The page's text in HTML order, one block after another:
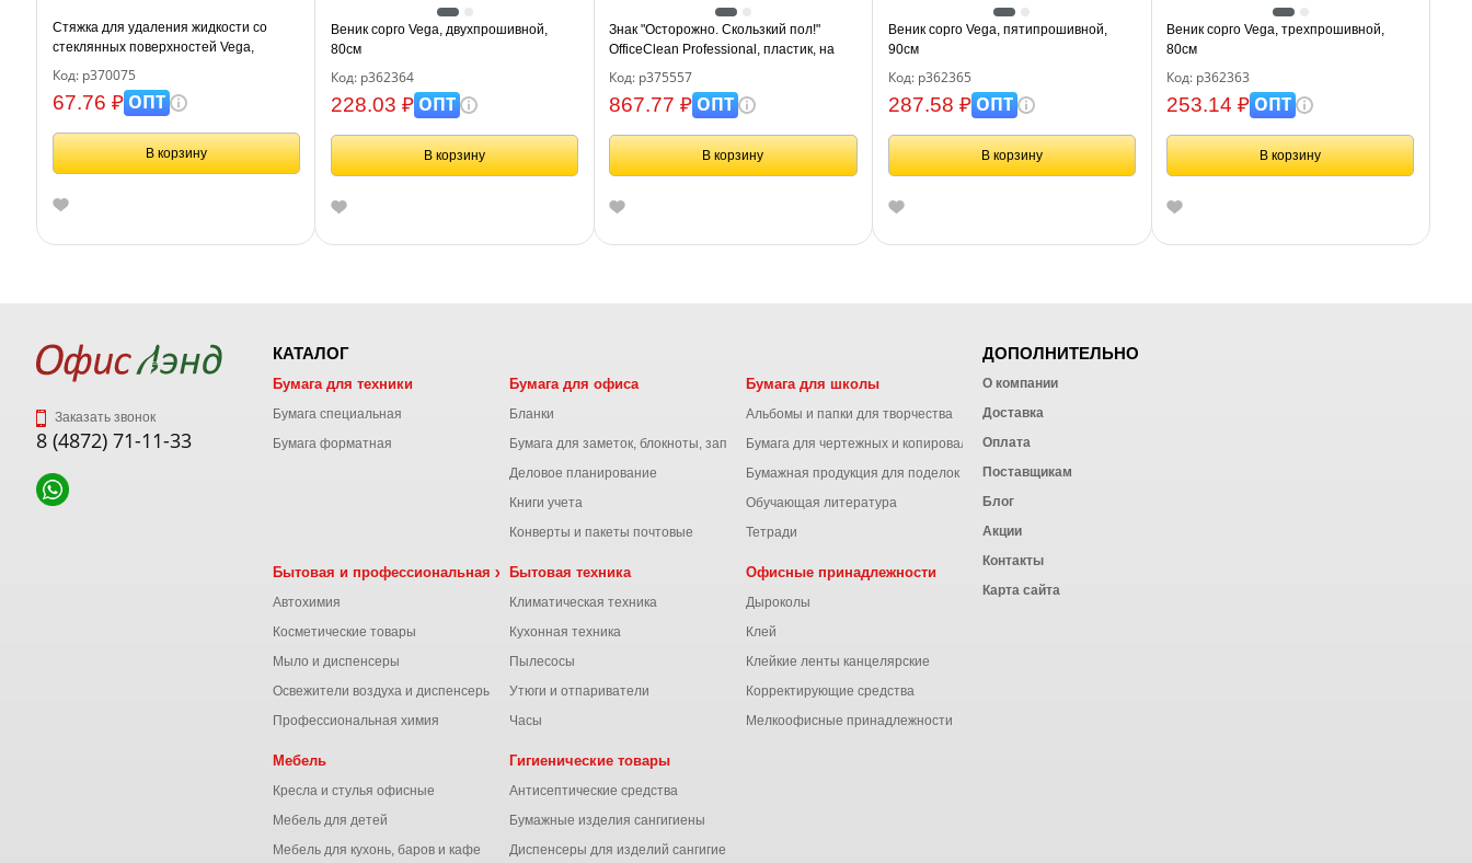
Стяжка для удаления жидкости со
стеклянных поверхностей Vega,
рабочая часть 24,5см, пластик.
Код: р370075
67.76 ₽ОПТ
В корзину
Веник сорго Vega, двухпрошивной,
80см
Код: р362364
228.03 ₽ОПТ
В корзину
Знак "Осторожно. Скользкий пол!"
OfficeClean Professional, пластик, на
англ. и русском языках
Код: р375557
867.77 ₽ОПТ
В корзину
Веник сорго Vega, пятипрошивной,
90см
Код: р362365
287.58 ₽ОПТ
В корзину
Веник сорго Vega, трехпрошивной,
80см
Код: р362363
253.14 ₽ОПТ
В корзину
Заказать звонок
8 (4872) 71-11-33
КАТАЛОГ
Бумага для техники
Бумага специальная
Бумага форматная
Бумага для офиса
Бланки
Бумага для заметок, блокноты, записные книжки
Деловое планирование
Книги учета
Конверты и пакеты почтовые
Бумага для школы
Альбомы и папки для творчества
Бумага для чертежных и копировальных работ
Бумажная продукция для поделок
Обучающая литература
Тетради
Бытовая и профессиональная химия
Автохимия
Косметические товары
Мыло и диспенсеры
Освежители воздуха и диспенсеры
Профессиональная химия
Бытовая техника
Климатическая техника
Кухонная техника
Пылесосы
Утюги и отпариватели
Часы
Офисные принадлежности
Дыроколы
Клей
Клейкие ленты канцелярские
Корректирующие средства
Мелкоофисные принадлежности
Мебель
Кресла и стулья офисные
Мебель для детей
Мебель для кухонь, баров и кафе
Гигиенические товары
Антисептические средства
Бумажные изделия сангигиены
Диспенсеры для изделий сангигиены
ДОПОЛНИТЕЛЬНО
О компании
Доставка
Оплата
Поставщикам
Блог
Акции
Контакты
Карта сайта